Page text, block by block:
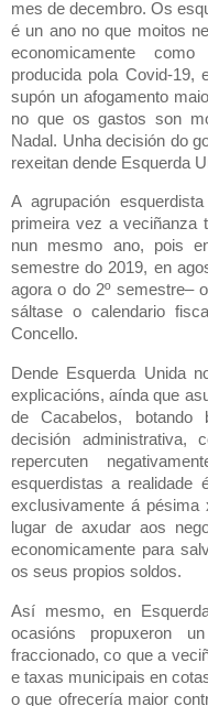
mes de decembro. Os
é un ano no que moitos
economicamente
producida pola Covid-19,
supón un afogamento
no que os gastos son
Nadal. Unha decisión do
rexeitan dende Esquerda
A agrupación
primeira vez a veciñanza
nun mesmo ano, pois
semestre do 2019, en
agora o do 2º semestre–
sáltase o calendario
Concello.
Dende Esquerda Unida
explicacións, aínda que
de Cacabelos, botando
decisión administrativa,
repercuten
esquerdistas a realidade
exclusivamente á pésima
lugar de axudar aos
economicamente para
os seus propios soldos.
Así mesmo, en
ocasións propuxeron
fraccionado, co que a
e taxas municipais en
o que ofrecería maior